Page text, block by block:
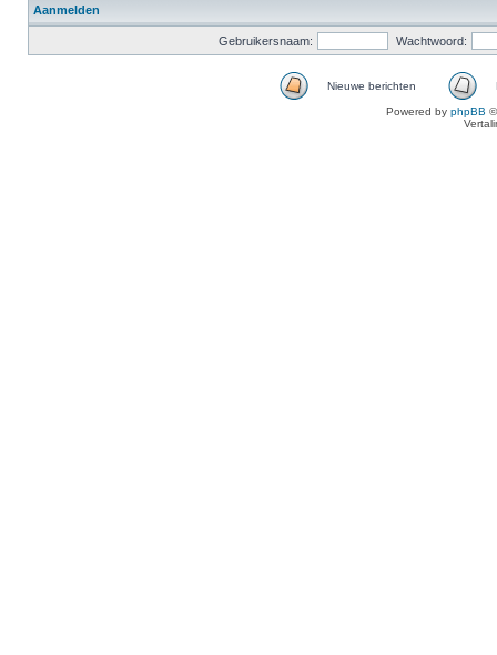
Aanmelden
Gebruikersnaam: Wachtwoord:
Nieuwe berichten
Powered by phpBB